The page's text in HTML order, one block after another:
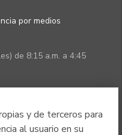
y de terceros para
al usuario en su
por medios
de 8:15 a.m. a 4:45